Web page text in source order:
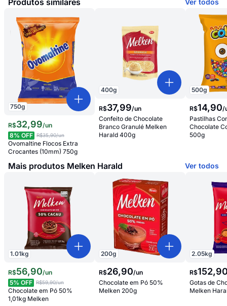
Produtos similares Ver todos
750g
R$32,99/un
8% OFF R$35,90/un
Ovomaltine Flocos Extra
Crocantes (10mm) 750g
400g
R$37,99/un
Confeito de Chocolate
Branco Granulé Melken
Harald 400g
500g
R$14,90/
Pastilhas
Chocolate
500g
Mais produtos Melken Harald Ver todos
1.01kg
R$56,90/un
5% OFF R$59,90/un
Chocolate em Pó 50%
1,01kg Melken
200g
R$26,90/un
Chocolate em Pó 50%
Melken 200g
2.05kg
R$152,
Gotas de
Melken